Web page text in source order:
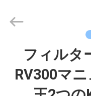
2026
Reserved.
フィルタ
RV300マ